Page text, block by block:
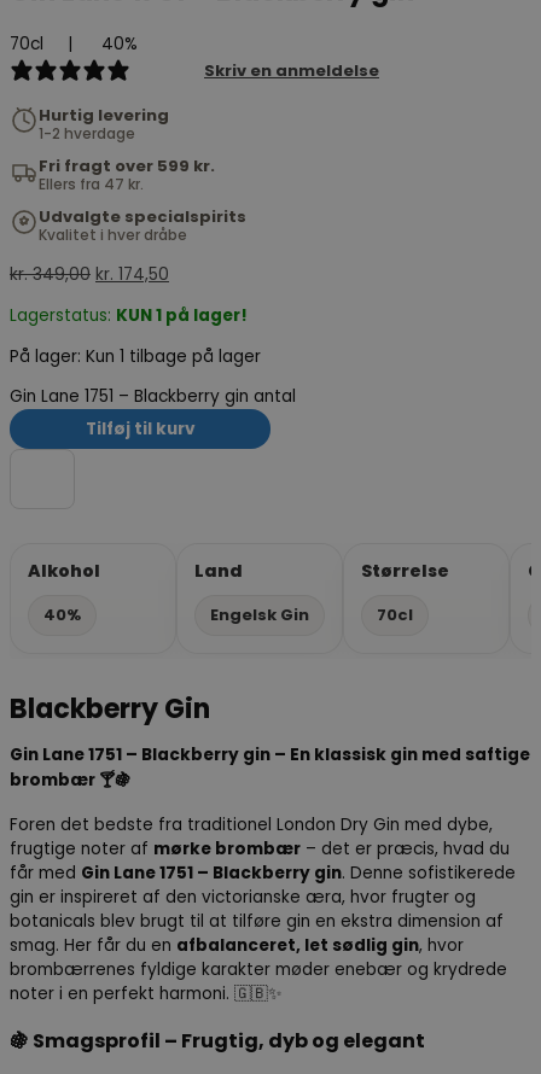
70cl 40%
Skriv en anmeldelse
Hurtig levering
1-2 hverdage
Fri fragt over 599 kr.
Ellers fra 47 kr.
Udvalgte specialspirits
Kvalitet i hver dråbe
kr.349,00 kr. 174,50
Lagerstatus: KUN 1 på lager!
På lager: Kun 1 tilbage på lager
Gin Lane 1751 – Blackberry gin antal
Tilføj til kurv
Alkohol
40%
Land
Engelsk Gin
Størrelse
70cl
Blackberry Gin
Gin Lane 1751 – Blackberry gin – En klassisk gin med saftige
brombær 🍸🍇
Foren det bedste fra traditionel London Dry Gin med dybe,
frugtige noter af mørke brombær – det er præcis, hvad du
får med Gin Lane 1751 – Blackberry gin. Denne sofistikerede
gin er inspireret af den victorianske æra, hvor frugter og
botanicals blev brugt til at tilføre gin en ekstra dimension af
smag. Her får du en afbalanceret, let sødlig gin, hvor
brombærrenes fyldige karakter møder enebær og krydrede
noter i en perfekt harmoni. 🇬🇧✨
🍇 Smagsprofil – Frugtig, dyb og elegant